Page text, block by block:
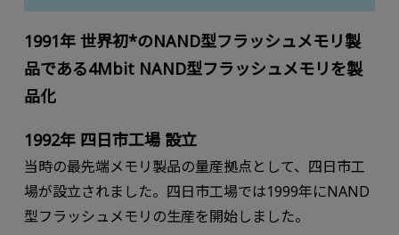
1991年 世界初*のNAND型フラッシュメモリ製
品である4Mbit NAND型フラッシュメモリを製
品化
1992年 四⽇市⼯場 設⽴
当時の最先端メモリ製品の量産拠点として、四⽇市⼯
場が設⽴されました。四⽇市⼯場では1999年にNAND
型フラッシュメモリの⽣産を開始しました。